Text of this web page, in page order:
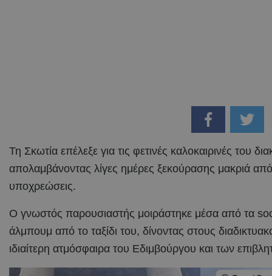
Τη Σκωτία επέλεξε για τις φετινές καλοκαιρινές του
απολαμβάνοντας λίγες ημέρες ξεκούρασης μακριά από
υποχρεώσεις.
Ο γνωστός παρουσιαστής μοιράστηκε μέσα από τα
άλμπουμ από το ταξίδι του, δίνοντας στους
ιδιαίτερη ατμόσφαιρα του Εδιμβούργου και των